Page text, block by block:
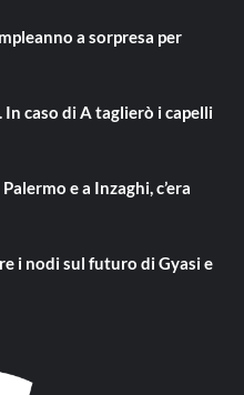
a sorpresa per
In caso di A taglierò i capelli
e a Inzaghi, c’era
i nodi sul futuro di Gyasi e